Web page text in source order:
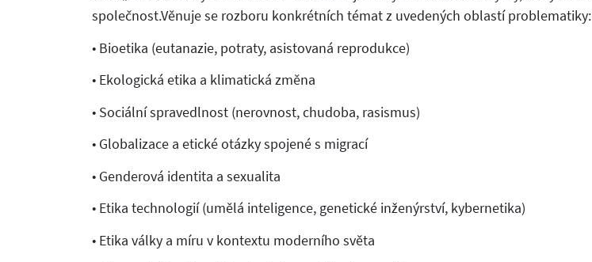
společnost.Věnuje se rozboru konkrétních témat z uvedených oblastí problematiky:
• Bioetika (eutanazie, potraty, asistovaná reprodukce)
• Ekologická etika a klimatická změna
• Sociální spravedlnost (nerovnost, chudoba, rasismus)
• Globalizace a etické otázky spojené s migrací
• Genderová identita a sexualita
• Etika technologií (umělá inteligence, genetické inženýrství, kybernetika)
• Etika války a míru v kontextu moderního světa